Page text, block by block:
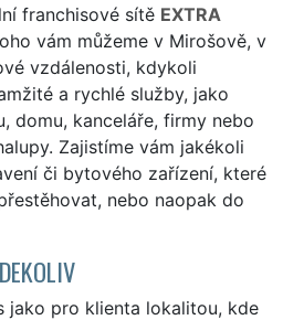
franchisové sítě EXTRA
vám můžeme v Mirošově, v
vzdálenosti, kdykoli
a rychlé služby, jako
domu, kanceláře, firmy nebo
Zajistíme vám jakékoli
či bytového zařízení, které
nebo naopak do
jako pro klienta lokalitou, kde